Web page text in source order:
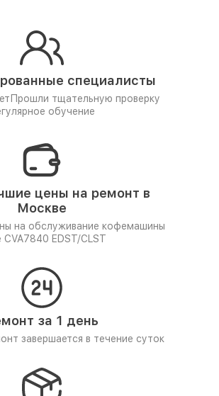
специалисты
Прошли тщательную проверку
обучение
цены на ремонт в
Москве
на обслуживание кофемашины
CVA7840 EDST/CLST
за 1 день
завершается в течение суток